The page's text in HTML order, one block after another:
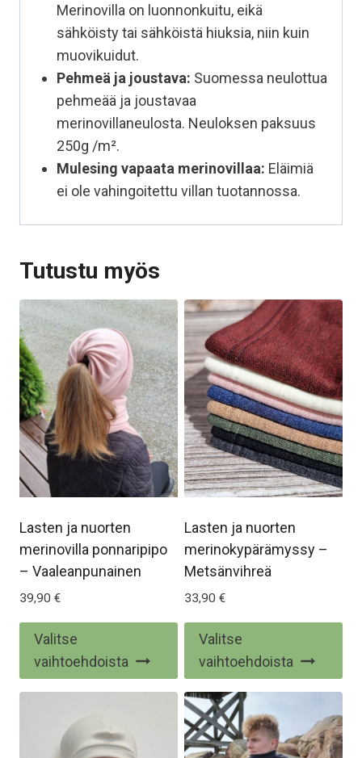
Merinovilla on luonnonkuitu, eikä
sähköisty tai sähköistä hiuksia, niin kuin
muovikuidut.
Pehmeä ja joustava: Suomessa neulottua
pehmeää ja joustavaa
merinovillaneulosta. Neuloksen paksuus
250g /m².
Mulesing vapaata merinovillaa: Eläimiä
ei ole vahingoitettu villan tuotannossa.
Tutustu myös
Lasten ja nuorten
merinovilla ponnaripipo
– Vaaleanpunainen
39,90 €
Valitse
vaihtoehdoista
Tällä
tuotteella
on
useampi
muunnelma.
Voit
Lasten ja nuorten
merinokypärämyssy –
Metsänvihreä
33,90 €
Valitse
vaihtoehdoista
on